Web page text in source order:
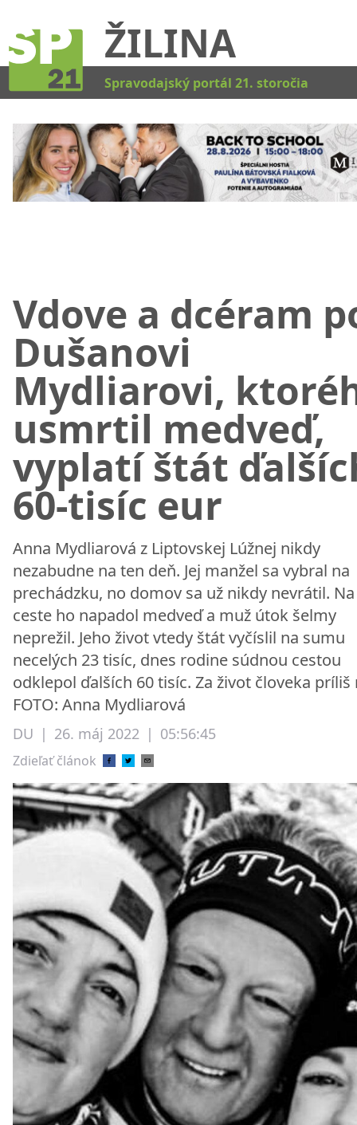
ŽILINA
Spravodajský portál 21. storočia
Vdove a dcéram
Dušanovi
Mydliarovi,
usmrtil medveď,
vyplatí štát
60-tisíc eur
Anna Mydliarová z Liptovskej Lúžnej nikdy
nezabudne na ten deň. Jej manžel sa vybral na
prechádzku, no domov sa už nikdy nevrátil.
ceste ho napadol medveď a muž útok šelmy
neprežil. Jeho život vtedy štát vyčíslil na sumu
necelých 23 tisíc, dnes rodine súdnou cestou
odklepol ďalších 60 tisíc. Za život človeka príliš
FOTO: Anna Mydliarová
DU | 26. máj 2022 | 05:56:45
Zdieľať článok